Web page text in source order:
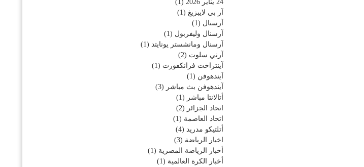
24 يناير 2026
(1)
آر بي لايبزيغ (1)
آرسنال (1)
آرسنال وليفربول (1)
آرسنال ومانشستر يونايتد (1)
آرني سلوت (2)
آينتراخت فرانكفورت (1)
آيندهوفن (1)
آيندهوفن بث مباشر (3)
أتالانتا مباشر (1)
اتحاد الجزائر (2)
اتحاد العاصمة (1)
أتلتيكو مدريد (4)
اخبار الرياضة (3)
أخبار الرياضة المصرية (1)
أخبار الكرة العالمية (1)